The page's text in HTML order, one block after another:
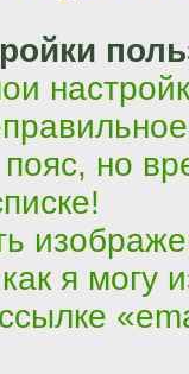
но
я могу